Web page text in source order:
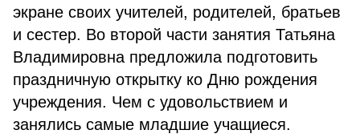
экране своих учителей, родителей, братьев
и сестер. Во второй части занятия Татьяна
Владимировна предложила подготовить
праздничную открытку ко Дню рождения
учреждения. Чем с удовольствием и
занялись самые младшие учащиеся.